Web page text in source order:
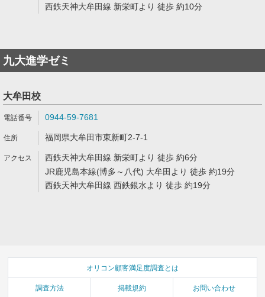
西鉄天神大牟田線 新栄町より 徒歩 約10分
九大進学ゼミ
大牟田校
0944-59-7681
福岡県大牟田市東新町2-7-1
西鉄天神大牟田線 新栄町より 徒歩 約6分
JR鹿児島本線(博多～八代) 大牟田より 徒歩 約19分
西鉄天神大牟田線 西鉄銀水より 徒歩 約19分
オリコン顧客満足度調査とは
調査方法 掲載規約 お問い合わせ